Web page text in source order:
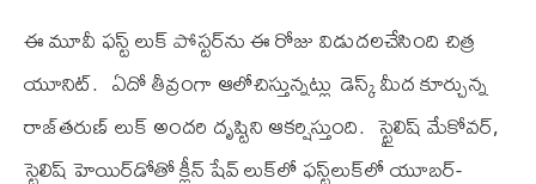
ఈ మూవీ ఫస్ట్ లుక్ పోస్ట‌ర్‌ను ఈ రోజు విడుద‌ల‌చేసింది చిత్ర
యూనిట్‌. ఏదో తీవ్రంగా ఆలోచిస్తున్న‌ట్లు ‌ డెస్క్ మీద కూర్చున్న
రాజ్‌త‌రుణ్ లుక్ అంద‌రి దృష్టిని ఆకర్షిస్తుంది. స్టైలిష్ మేకోవ‌ర్‌,
స్టైలిష్ హెయిర్‌డోతో క్లీన్ షేవ్‌ లుక్‌లో ఫ‌స్ట్‌లుక్‌లో యూబ‌ర్‌-